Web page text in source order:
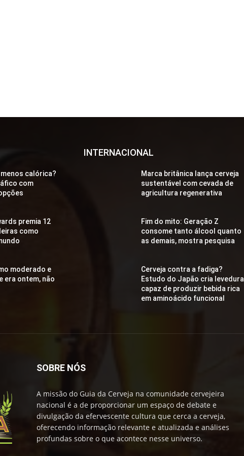
calórica?
com
premia 12
como
moderado e
era ontem, não
INTERNACIONAL
Marca britânica lança cerveja
sustentável com cevada de
agricultura regenerativa
Fim do mito: Geração Z
consome tanto álcool quanto
as demais, mostra pesquisa
Cerveja contra a fadiga?
Estudo do Japão cria levedura
capaz de produzir bebida rica
em aminoácido funcional
SOBRE NÓS
A missão do Guia da Cerveja na comunidade cervejeira
nacional é a de proporcionar um espaço de debate e
divulgação da efervescente cultura que cerca a cerveja,
oferecendo informação relevante e atualizada e análises
profundas sobre o que acontece nesse universo.